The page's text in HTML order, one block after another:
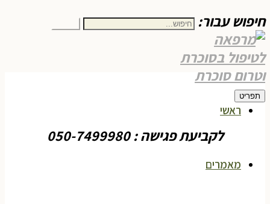
חיפוש עבור:
תפריט
לקביעת פגישה : 050-7499980
ראשי
מאמרים